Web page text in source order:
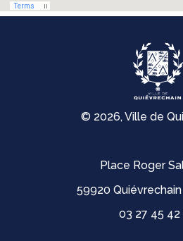
© 2026, Ville de
Place Roger
59920 Quiévrechain
03 27 45 42